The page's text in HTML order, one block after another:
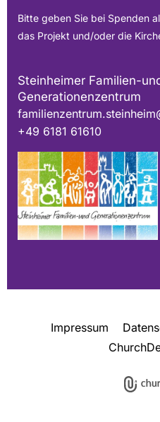
Bitte geben Sie bei Spenden
das Projekt und/oder die
Steinheimer Familien-
Generationenzentrum
+49 6181 61610
Impressum